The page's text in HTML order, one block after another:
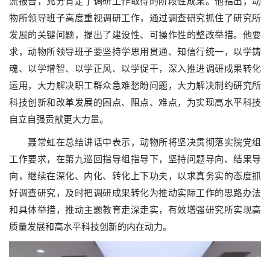
物所领导班子高度重视调研工作，通过调查研究抓住了研究所
发展的关键问题，提出了建设性、可操作性的整改举措。他要
求，动物所领导班子要坚持学思用贯通、知信行统一，以学铸
魂、以学增智、以学正风、以学促干，深入推进调研成果转化
运用，大力解决职工群众急难愁盼问题，大力解决制约研究所
科技创新和改革发展的困点、阻点、难点，为实现高水平科技
自立自强贡献更大力量。
聂常虹在总结讲话中表示，动物所将坚决贯彻落实院党组
工作要求，在第九巡回指导组指导下，坚持问题导向、结果导
向，继续在深化、内化、转化上下功夫，以求真务实的态度抓
好调查研究，及时把调研成果转化为推动实际工作的思路办法
和具体举措，推动主题教育走深走实，有效增强研究所实现高
质量发展和高水平科技创新的内在动力。